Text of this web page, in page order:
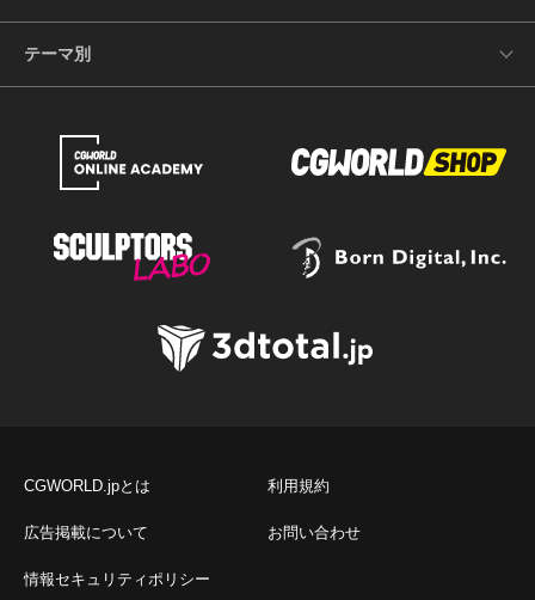
テーマ別
CGWORLD.jpとは 利用規約
広告掲載について お問い合わせ
情報セキュリティポリシー